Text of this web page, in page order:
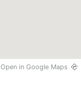
Open in Google Maps